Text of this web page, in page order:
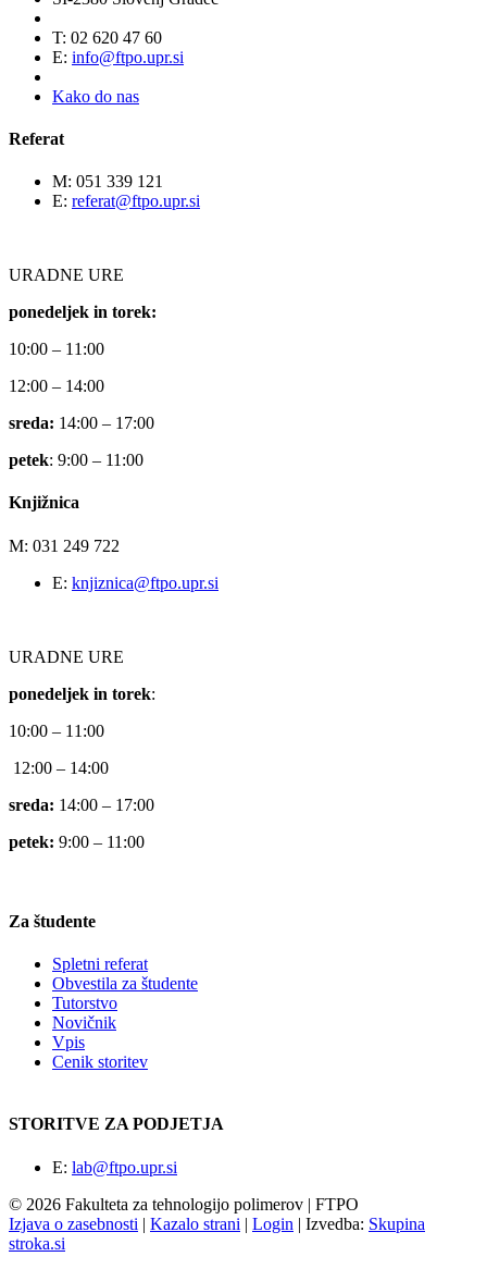
T: 02 620 47 60
E: info@ftpo.upr.si
Kako do nas
Referat
M: 051 339 121
E: referat@ftpo.upr.si
URADNE URE
ponedeljek in torek:
10:00 – 11:00
12:00 – 14:00
sreda: 14:00 – 17:00
petek: 9:00 – 11:00
Knjižnica
M: 031 249 722
E: knjiznica@ftpo.upr.si
URADNE URE
ponedeljek in torek:
10:00 – 11:00
12:00 – 14:00
sreda: 14:00 – 17:00
petek: 9:00 – 11:00
Za študente
Spletni referat
Obvestila za študente
Tutorstvo
Novičnik
Vpis
Cenik storitev
STORITVE ZA PODJETJA
E: lab@ftpo.upr.si
© 2026 Fakulteta za tehnologijo polimerov | FTPO
Izjava o zasebnosti | Kazalo strani | Login | Izvedba: Skupina
stroka.si